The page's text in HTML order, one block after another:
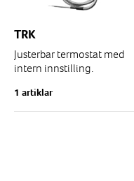
TRK
Justerbar termostat med
intern innstilling.
Termostaten har en
temperatursensor som via
1 artiklar